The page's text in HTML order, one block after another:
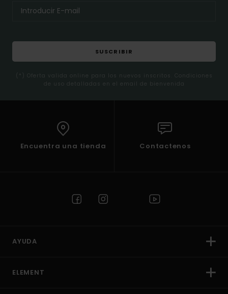
SUSCRIBIR
(*) Oferta valida online para los nuevos inscritos. Condiciones
de uso detalladas en el email de bienvenida
Encuentra una tienda Contactenos
AYUDA
ELEMENT